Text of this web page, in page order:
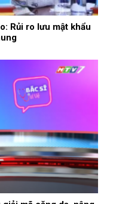
Rủi ro lưu mật khẩu